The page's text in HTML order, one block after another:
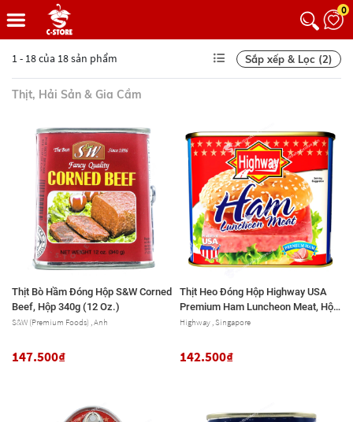
0
1 - 18 của 18 sản phẩm Sắp xếp & Lọc (2)
Thịt, Hải Sản & Gia Cầm
Thịt Bò Hầm Đóng Hộp S&W Corned
Beef, Hộp 340g (12 Oz.)
S&W (Premium Foods) , Anh
147.500₫
Thịt Heo Đóng Hộp Highway USA
Premium Ham Luncheon Meat, Hộp
340g (12 Oz.)
Highway , Singapore
142.500₫